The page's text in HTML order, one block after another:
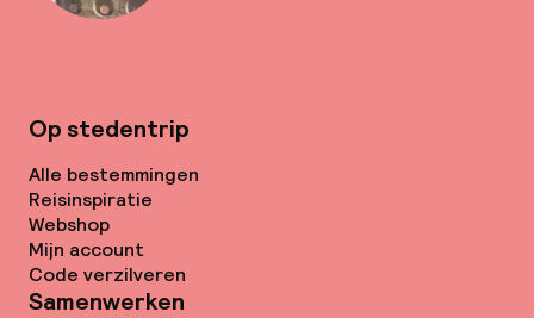
Op stedentrip
Alle bestemmingen
Reisinspiratie
Webshop
Mijn account
Code verzilveren
Samenwerken